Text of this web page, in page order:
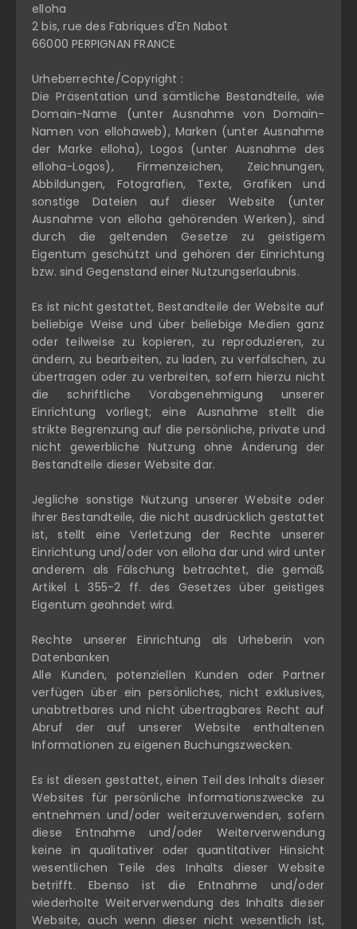
elloha
2 bis, rue des Fabriques d'En Nabot
66000 PERPIGNAN FRANCE
Urheberrechte/Copyright :
Die Präsentation und sämtliche Bestandteile, wie
Domain-Name (unter Ausnahme von Domain-
Namen von ellohaweb), Marken (unter Ausnahme
der Marke elloha), Logos (unter Ausnahme des
elloha-Logos), Firmenzeichen, Zeichnungen,
Abbildungen, Fotografien, Texte, Grafiken und
sonstige Dateien auf dieser Website (unter
Ausnahme von elloha gehörenden Werken), sind
durch die geltenden Gesetze zu geistigem
Eigentum geschützt und gehören der Einrichtung
bzw. sind Gegenstand einer Nutzungserlaubnis.
Es ist nicht gestattet, Bestandteile der Website auf
beliebige Weise und über beliebige Medien ganz
oder teilweise zu kopieren, zu reproduzieren, zu
ändern, zu bearbeiten, zu laden, zu verfälschen, zu
übertragen oder zu verbreiten, sofern hierzu nicht
die schriftliche Vorabgenehmigung unserer
Einrichtung vorliegt; eine Ausnahme stellt die
strikte Begrenzung auf die persönliche, private und
nicht gewerbliche Nutzung ohne Änderung der
Bestandteile dieser Website dar.
Jegliche sonstige Nutzung unserer Website oder
ihrer Bestandteile, die nicht ausdrücklich gestattet
ist, stellt eine Verletzung der Rechte unserer
Einrichtung und/oder von elloha dar und wird unter
anderem als Fälschung betrachtet, die gemäß
Artikel L 355-2 ff. des Gesetzes über geistiges
Eigentum geahndet wird.
Rechte unserer Einrichtung als Urheberin von
Datenbanken
Alle Kunden, potenziellen Kunden oder Partner
verfügen über ein persönliches, nicht exklusives,
unabtretbares und nicht übertragbares Recht auf
Abruf der auf unserer Website enthaltenen
Informationen zu eigenen Buchungszwecken.
Es ist diesen gestattet, einen Teil des Inhalts dieser
Websites für persönliche Informationszwecke zu
entnehmen und/oder weiterzuverwenden, sofern
diese Entnahme und/oder Weiterverwendung
keine in qualitativer oder quantitativer Hinsicht
wesentlichen Teile des Inhalts dieser Website
betrifft. Ebenso ist die Entnahme und/oder
wiederholte Weiterverwendung des Inhalts dieser
Website, auch wenn dieser nicht wesentlich ist,